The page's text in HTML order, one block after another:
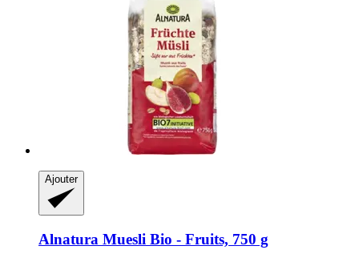
Ajouter
Alnatura Muesli Bio -​ Fruits, 750 g